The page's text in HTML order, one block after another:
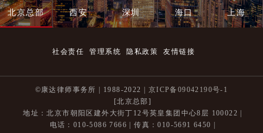
北京总部 西安 深圳 海口 上海
社会责任 管理系统 隐私政策 友情链接
©康达律师事务所 | 1988-2022 | 京ICP备09042190号-1
[北京总部]
地址：北京市朝阳区建外大街丁12号英皇集团中心8层 100022 |
电话：010-5086 7666 | 传真：010-5691 6450 |